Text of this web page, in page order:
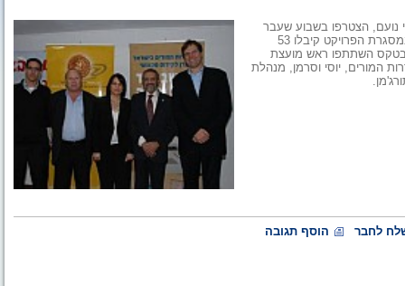
נועם, הצטרפו בשבוע שעבר
לפרויקט "מחשב נייד לכל מורה" של קרן אתנה והסתדרות המורים. במסגרת הפרויקט קיבלו 53
בטקס השתתפו ראש מועצת
המורים, יוסי וסרמן, מנהלת
לחבר הוסף תגובה